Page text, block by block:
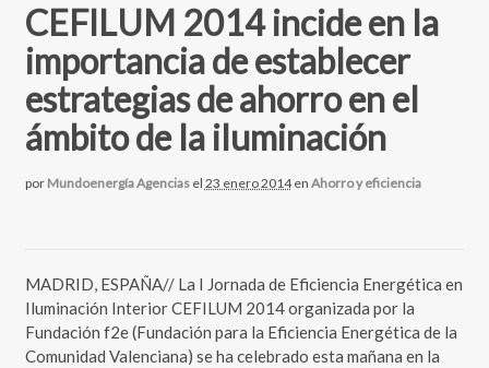
CEFILUM 2014 incide en la
importancia de establecer
estrategias de ahorro en el
ámbito de la iluminación
por Mundoenergía Agencias el 23 enero 2014 en Ahorro y eficiencia
MADRID, ESPAÑA// La I Jornada de Eficiencia Energética en
Iluminación Interior CEFILUM 2014 organizada por la
Fundación f2e (Fundación para la Eficiencia Energética de la
Comunidad Valenciana) se ha celebrado esta mañana en la